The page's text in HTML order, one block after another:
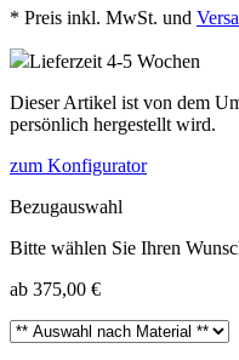
* Preis inkl. MwSt. und
Lieferzeit 4-5 Wochen
Dieser Artikel ist von dem
persönlich hergestellt wird.
zum Konfigurator
Bezugauswahl
Bitte wählen Sie Ihren
ab 375,00 €